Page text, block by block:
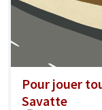
Pour jouer
Savatte